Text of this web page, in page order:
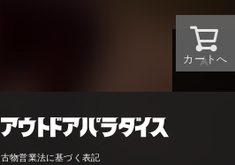
カートへ
古物営業法に基づく表記